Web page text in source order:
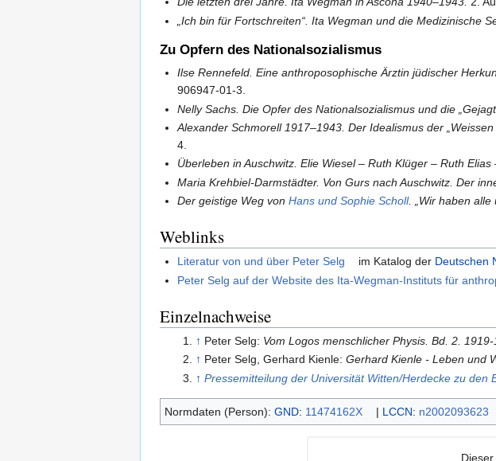
„Ich bin für Fortschreiten“. Ita Wegman und die Medizinische
Zu Opfern des Nationalsozialismus
Ilse Rennefeld. Eine anthroposophische Ärztin jüdischer
906947-01-3.
Nelly Sachs. Die Opfer des Nationalsozialismus und die
Alexander Schmorell 1917–1943. Der Idealismus der
4.
Überleben in Auschwitz. Elie Wiesel – Ruth Klüger – Ruth
Maria Krehbiel-Darmstädter. Von Gurs nach Auschwitz. Der
Der geistige Weg vonHans und Sophie Scholl. „Wir haben
Weblinks
Literatur von und über Peter Selg im Katalog der Deutschen
Peter Selg auf der Website des Ita-Wegman-Instituts für
Einzelnachweise
↑ Peter Selg: Vom Logos menschlicher Physis. Bd. 2.
↑ Peter Selg, Gerhard Kienle: Gerhard Kienle - Leben und
↑ Pressemitteilung der Universität Witten/Herdecke zu den
Normdaten (Person): GND: 11474162X | LCCN: n2002093623